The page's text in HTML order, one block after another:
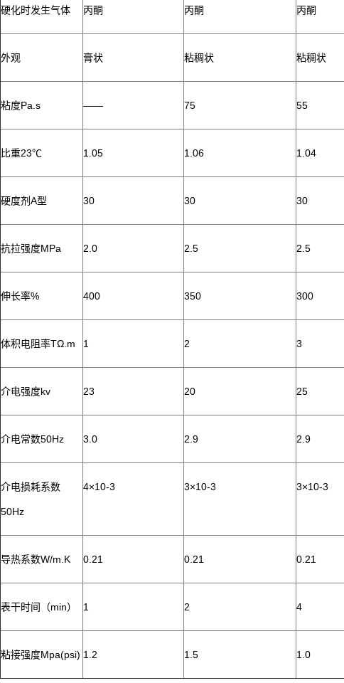
硬化时发生气体 丙酮 丙酮 丙酮
外观 膏状 粘稠状 粘稠状
粘度Pa.s —— 75 55
比重23℃ 1.05 1.06 1.04
硬度剂A型 30 30 30
抗拉强度MPa 2.0 2.5 2.5
伸长率% 400 350 300
体积电阻率TΩ.m 1 2 3
介电强度kv 23 20 25
介电常数50Hz 3.0 2.9 2.9
介电损耗系数
50Hz
4×10-3 3×10-3 3×10-3
导热系数W/m.K 0.21 0.21 0.21
表干时间（min） 1 2 4
粘接强度Mpa(psi) 1.2 1.5 1.0